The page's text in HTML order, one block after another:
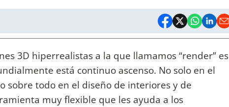
3D hiperrealistas a la que llamamos “render” es
está continuo ascenso. No solo en el
sobre todo en el diseño de interiores y de
muy flexible que les ayuda a los